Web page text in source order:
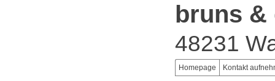
bruns &
48231
Homepage Kontakt